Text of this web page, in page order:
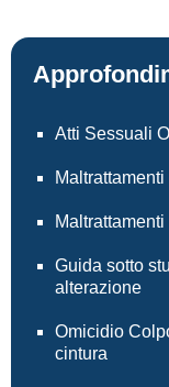
Atti Sessuali
Guida sotto
alterazione
Omicidio
cintura